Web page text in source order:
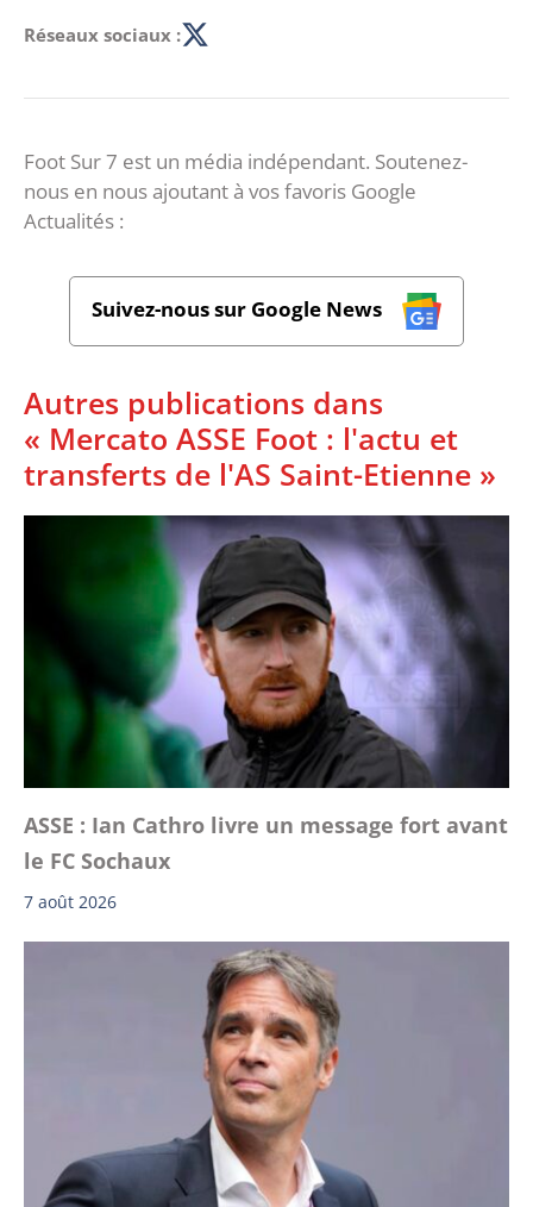
Réseaux sociaux :
Foot Sur 7 est un média indépendant. Soutenez-
nous en nous ajoutant à vos favoris Google
Actualités :
Suivez-nous sur Google News
Autres publications dans
« Mercato ASSE Foot : l'actu et
transferts de l'AS Saint-Etienne »
ASSE : Ian Cathro livre un message fort avant
le FC Sochaux
7 août 2026